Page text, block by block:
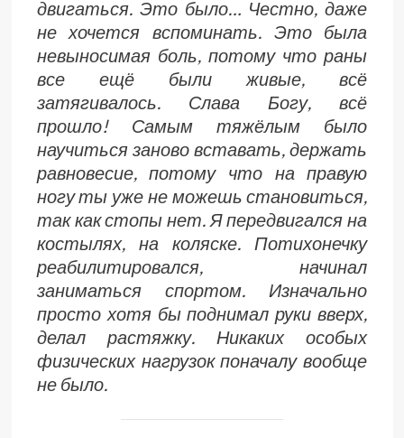
двигаться. Это было… Честно, даже
не хочется вспоминать. Это была
невыносимая боль, потому что раны
все ещё были живые, всё
затягивалось. Слава Богу, всё
прошло! Самым тяжёлым было
научиться заново вставать, держать
равновесие, потому что на правую
ногу ты уже не можешь становиться,
так как стопы нет. Я передвигался на
костылях, на коляске. Потихонечку
реабилитировался, начинал
заниматься спортом. Изначально
просто хотя бы поднимал руки вверх,
делал растяжку. Никаких особых
физических нагрузок поначалу вообще
не было.